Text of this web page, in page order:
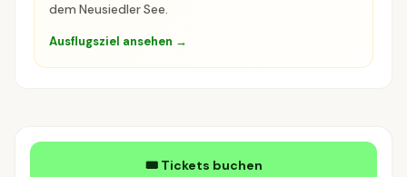
dem Neusiedler See.
Ausflugsziel ansehen →
🎟 Tickets buchen